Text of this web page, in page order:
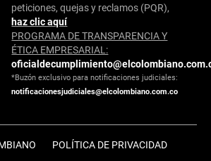
peticiones, quejas y reclamos (PQR),
haz clic aquí
PROGRAMA DE TRANSPARENCIA Y
ÉTICA EMPRESARIAL:
*Buzón exclusivo para notificaciones judiciales:
notificacionesjudiciales@elcolombiano.com.co
POLÍTICA DE PRIVACIDAD